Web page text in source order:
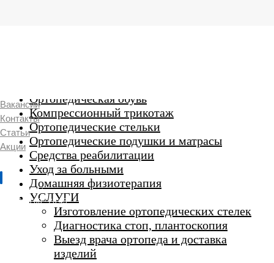
г. Люберцы
Пн-Вс 9:00 - 20:45
Ортопедическая обувь
Компрессионный трикотаж
Ортопедические стельки
Ортопедические подушки и матрасы
Средства реабилитации
Уход за больными
Домашняя физиотерапия
УСЛУГИ
Изготовление ортопедических стелек
Диагностика стоп, плантоскопия
Выезд врача ортопеда и доставка
изделий
Вакансии
Контакты
Статьи
Акции